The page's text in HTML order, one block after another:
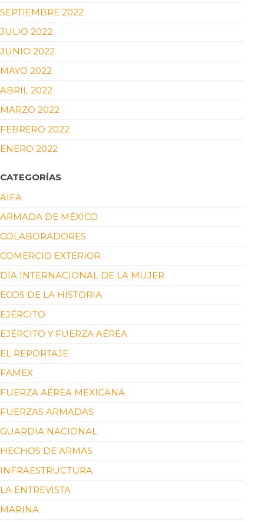
SEPTIEMBRE 2022
JULIO 2022
JUNIO 2022
MAYO 2022
ABRIL 2022
MARZO 2022
FEBRERO 2022
ENERO 2022
CATEGORÍAS
AIFA
ARMADA DE MÉXICO
COLABORADORES
COMERCIO EXTERIOR
DÍA INTERNACIONAL DE LA MUJER
ECOS DE LA HISTORIA
EJÉRCITO
EJÉRCITO Y FUERZA AÉREA
EL REPORTAJE
FAMEX
FUERZA AÉREA MEXICANA
FUERZAS ARMADAS
GUARDIA NACIONAL
HECHOS DE ARMAS
INFRAESTRUCTURA
LA ENTREVISTA
MARINA